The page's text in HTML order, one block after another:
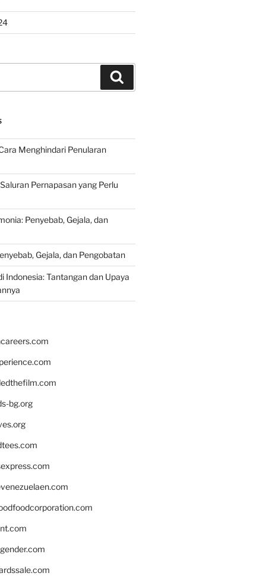
Menghindari Penularan
Pernapasan yang Perlu
Penyebab, Gejala, dan
Gejala, dan Pengobatan
Indonesia: Tantangan dan Upaya
bg.org